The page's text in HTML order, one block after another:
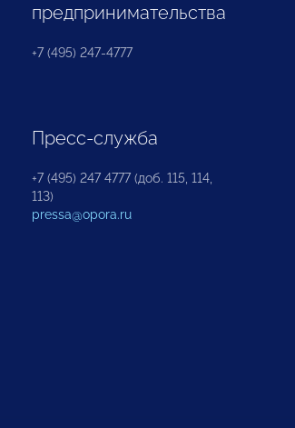
предпринимательства
+7 (495) 247-4777
Пресс-служба
+7 (495) 247 4777 (доб. 115, 114,
113)
pressa@opora.ru